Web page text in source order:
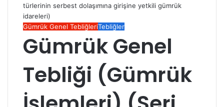
türlerinin serbest dolaşımına girişine yetkili gümrük
idareleri)
Gümrük Genel TebliğleriTebliğler
Gümrük Genel
Tebliği (Gümrük